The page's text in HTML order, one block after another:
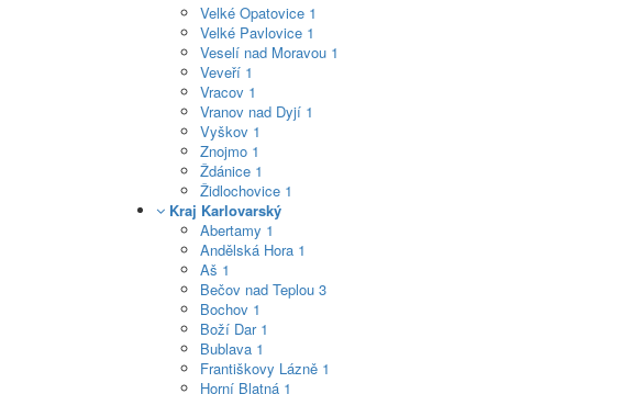
Velké Opatovice 1
Velké Pavlovice 1
Veselí nad Moravou 1
Veveří 1
Vracov 1
Vranov nad Dyjí 1
Vyškov 1
Znojmo 1
Ždánice 1
Židlochovice 1
Kraj Karlovarský
Abertamy 1
Andělská Hora 1
Aš 1
Bečov nad Teplou 3
Bochov 1
Boží Dar 1
Bublava 1
Františkovy Lázně 1
Horní Blatná 1